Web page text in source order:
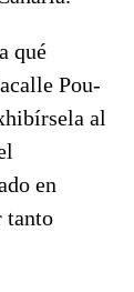
qué
Pou-
al
en
tanto